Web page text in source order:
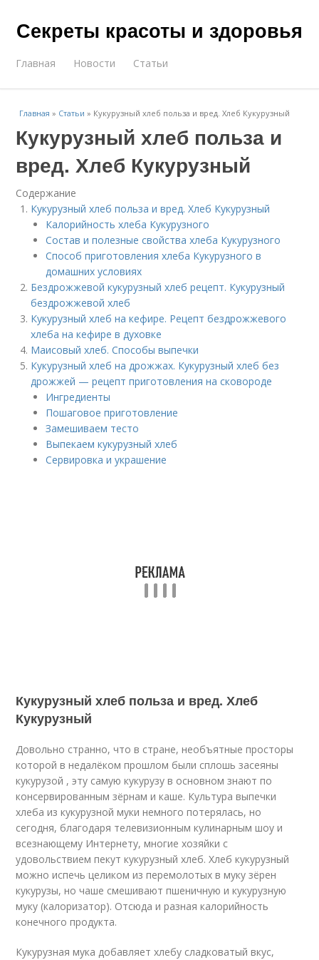
Секреты красоты и здоровья
Главная Новости Статьи
Главная » Статьи » Кукурузный хлеб польза и вред. Хлеб Кукурузный
Кукурузный хлеб польза и
вред. Хлеб Кукурузный
Содержание
Кукурузный хлеб польза и вред. Хлеб Кукурузный
Калорийность хлеба Кукурузного
Состав и полезные свойства хлеба Кукурузного
Способ приготовления хлеба Кукурузного в
домашних условиях
Бездрожжевой кукурузный хлеб рецепт. Кукурузный
бездрожжевой хлеб
Кукурузный хлеб на кефире. Рецепт бездрожжевого
хлеба на кефире в духовке
Маисовый хлеб. Способы выпечки
Кукурузный хлеб на дрожжах. Кукурузный хлеб без
дрожжей — рецепт приготовления на сковороде
Ингредиенты
Пошаговое приготовление
Замешиваем тесто
Выпекаем кукурузный хлеб
Сервировка и украшение
Кукурузный хлеб польза и вред. Хлеб
Кукурузный
Довольно странно, что в стране, необъятные просторы
которой в недалёком прошлом были сплошь засеяны
кукурузой , эту самую кукурузу в основном знают по
консервированным зёрнам и каше. Культура выпечки
хлеба из кукурузной муки немного потерялась, но
сегодня, благодаря телевизионным кулинарным шоу и
всезнающему Интернету, многие хозяйки с
удовольствием пекут кукурузный хлеб. Хлеб кукурузный
можно испечь целиком из перемолотых в муку зёрен
кукурузы, но чаше смешивают пшеничную и кукурузную
муку (калоризатор). Отсюда и разная калорийность
конечного продукта.
Кукурузная мука добавляет хлебу сладковатый вкус,